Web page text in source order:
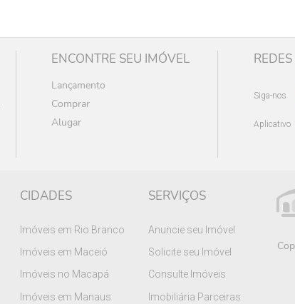
ENCONTRE SEU IMÓVEL
Lançamento
Comprar
Alugar
Siga-nos
Aplicativo
CIDADES
Imóveis em Rio Branco
Imóveis em Maceió
Imóveis no Macapá
Imóveis em Manaus
SERVIÇOS
Anuncie seu Imóvel
Solicite seu Imóvel
Consulte Imóveis
Imobiliária Parceiras